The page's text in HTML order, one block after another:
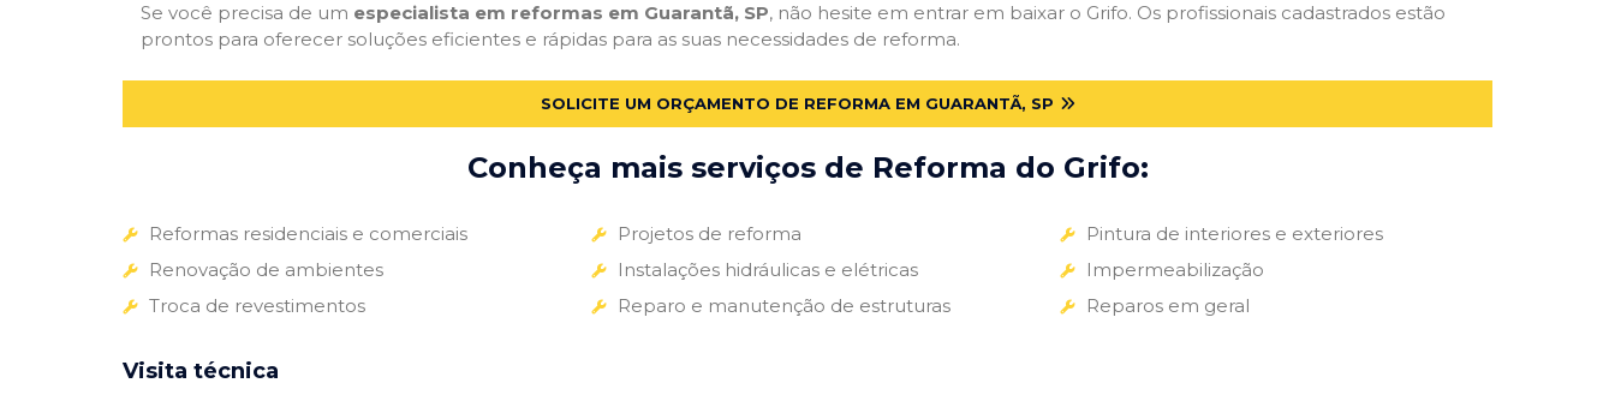
Se você precisa de um especialista em reformas em Guarantã, SP, não hesite em entrar em baixar o Grifo. Os profissionais cadastrados estão
prontos para oferecer soluções eficientes e rápidas para as suas necessidades de reforma.
SOLICITE UM ORÇAMENTO DE REFORMA EM GUARANTÃ, SP
Conheça mais serviços de Reforma do Grifo:
Reformas residenciais e comerciais
Renovação de ambientes
Troca de revestimentos
Projetos de reforma
Instalações hidráulicas e elétricas
Reparo e manutenção de estruturas
Pintura de interiores e exteriores
Impermeabilização
Reparos em geral
Visita técnica